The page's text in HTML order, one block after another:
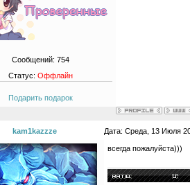
Сообщений: 754
Статус: Оффлайн
Подарить подарок
kam1kazzze Дата: Среда, 13 Июля
всегда пожалуйста)))